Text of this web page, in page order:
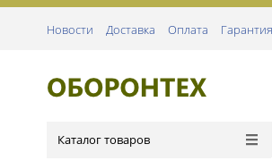
Новости Доставка Оплата Гарантия
Каталог товаров